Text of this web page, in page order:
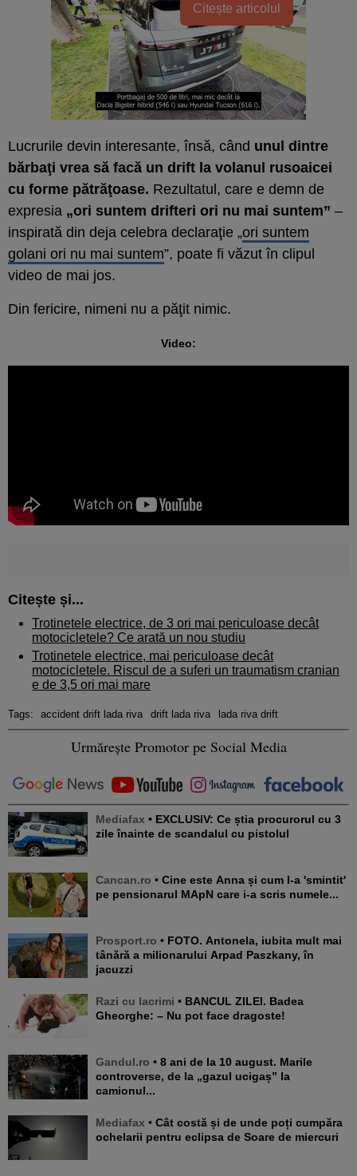
Citește articolul
Lucrurile devin interesante, însă, când unul dintre
bărbaţi vrea să facă un drift la volanul rusoaicei
cu forme pătrăţoase. Rezultatul, care e demn de
expresia „ori suntem drifteri ori nu mai suntem” –
inspirată din deja celebra declaraţie „ori suntem
golani ori nu mai suntem”, poate fi văzut în clipul
video de mai jos.
Din fericire, nimeni nu a păţit nimic.
Video:
Citește și...
Trotinetele electrice, de 3 ori mai periculoase decât
motocicletele? Ce arată un nou studiu
Trotinetele electrice, mai periculoase decât
motocicletele. Riscul de a suferi un traumatism cranian
e de 3,5 ori mai mare
Tags: accident drift lada riva drift lada riva lada riva drift
Urmărește Promotor pe Social Media
Mediafax • EXCLUSIV: Ce știa procurorul cu 3
zile înainte de scandalul cu pistolul
Cancan.ro • Cine este Anna și cum l-a 'smintit'
pe pensionarul MApN care i-a scris numele...
Prosport.ro • FOTO. Antonela, iubita mult mai
tânără a milionarului Arpad Paszkany, în
jacuzzi
Razi cu lacrimi • BANCUL ZILEI. Badea
Gheorghe: – Nu pot face dragoste!
Gandul.ro • 8 ani de la 10 august. Marile
controverse, de la „gazul ucigaș” la
camionul...
Mediafax • Cât costă și de unde poți cumpăra
ochelarii pentru eclipsa de Soare de miercuri